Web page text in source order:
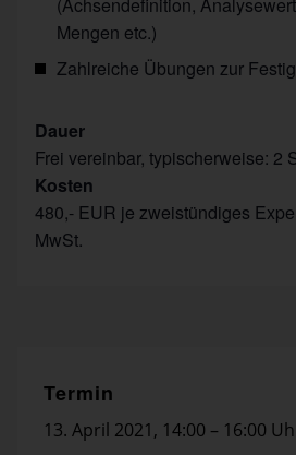
Mengen etc.)
Zahlreiche Übungen zur
Dauer
Frei vereinbar, typischerweise: 2
Kosten
480,- EUR je zweistündiges
MwSt.
Termin
13. April 2021, 14:00 – 16:00